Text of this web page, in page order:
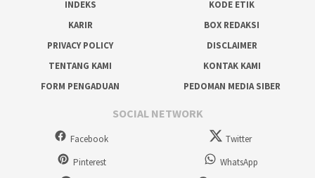
INDEKS
KODE ETIK
KARIR
BOX REDAKSI
PRIVACY POLICY
DISCLAIMER
TENTANG KAMI
KONTAK KAMI
FORM PENGADUAN
PEDOMAN MEDIA SIBER
SOCIAL NETWORK
Facebook
Twitter
Pinterest
WhatsApp